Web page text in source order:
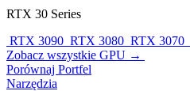
RTX 30 Series
RTX 3090 RTX 3080 RTX 3070
Zobacz wszystkie GPU →
Porównaj Portfel
Narzędzia